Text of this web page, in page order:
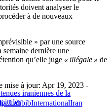
doivent analyser le
à de nouveaux
» par une source
dernière une
qu’elle juge « illégale » de
iraniennes de la
mise à jour: Apr 19, 2023 -
LahbibInternationalIran